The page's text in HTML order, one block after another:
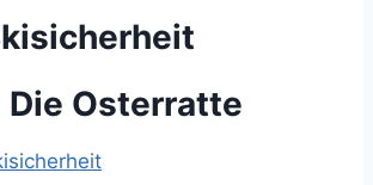
Die Osterratte